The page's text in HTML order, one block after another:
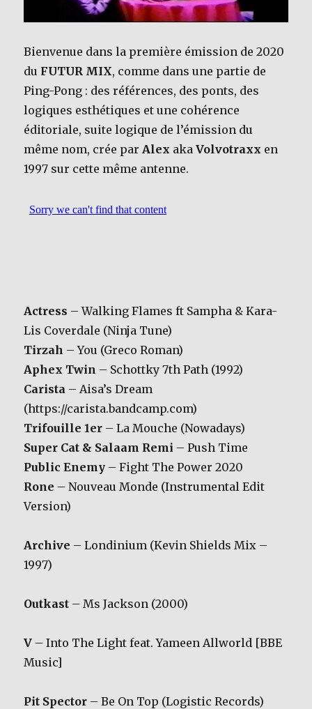
Bienvenue dans la première émission de 2020
du FUTUR MIX, comme dans une partie de
Ping-Pong : des références, des ponts, des
logiques esthétiques et une cohérence
éditoriale, suite logique de l’émission du
même nom, crée par Alex akaVolvotraxx en
1997 sur cette même antenne.
Actress – Walking Flames ft Sampha & Kara-
Lis Coverdale (Ninja Tune)
Tirzah – You (Greco Roman)
Aphex Twin – Schottky 7th Path (1992)
Carista – Aisa’s Dream
(https://carista.bandcamp.com)
Trifouille 1er – La Mouche (Nowadays)
Super Cat & Salaam Remi – Push Time
Public Enemy – Fight The Power 2020
Rone – Nouveau Monde (Instrumental Edit
Version)
Archive – Londinium (Kevin Shields Mix –
1997)
Outkast – Ms Jackson (2000)
V – Into The Light feat. Yameen Allworld [BBE
Music]
Pit Spector – Be On Top (Logistic Records)